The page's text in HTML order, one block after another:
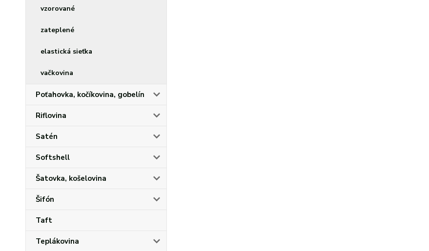
vzorované
zateplené
elastická sieťka
vačkovina
Poťahovka, kočíkovina, gobelín
Riflovina
Satén
Softshell
Šatovka, košelovina
Šifón
Taft
Teplákovina